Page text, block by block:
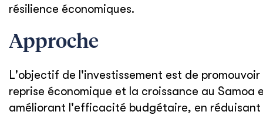
résilience économiques.
Approche
L'objectif de l'investissement est de promouvoir
reprise économique et la croissance au Samoa
améliorant l'efficacité budgétaire, en réduisant